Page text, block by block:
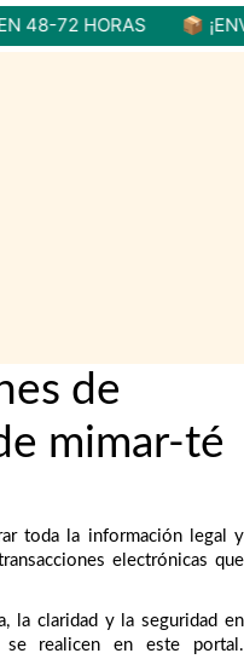
📦 ¡ENVÍO GRATIS!
de
mimar-té
toda la información legal y
electrónicas que
la claridad y la seguridad en
se realicen en este portal.